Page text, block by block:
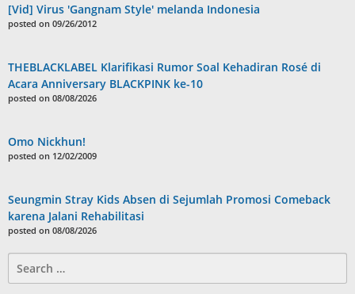
[Vid] Virus 'Gangnam Style' melanda Indonesia
posted on 09/26/2012
THEBLACKLABEL Klarifikasi Rumor Soal Kehadiran Rosé di
Acara Anniversary BLACKPINK ke-10
posted on 08/08/2026
Omo Nickhun!
posted on 12/02/2009
Seungmin Stray Kids Absen di Sejumlah Promosi Comeback
karena Jalani Rehabilitasi
posted on 08/08/2026
for: